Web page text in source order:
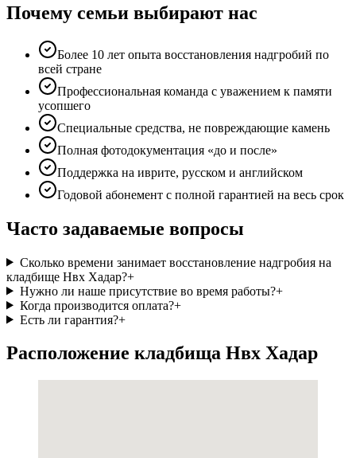
Почему семьи выбирают нас
Более 10 лет опыта восстановления надгробий по
всей стране
Профессиональная команда с уважением к памяти
усопшего
Специальные средства, не повреждающие камень
Полная фотодокументация «до и после»
Поддержка на иврите, русском и английском
Годовой абонемент с полной гарантией на весь срок
Часто задаваемые вопросы
Сколько времени занимает восстановление надгробия на
кладбище Нвх Хадар?+
Нужно ли наше присутствие во время работы?+
Когда производится оплата?+
Есть ли гарантия?+
Расположение кладбища Нвх Хадар